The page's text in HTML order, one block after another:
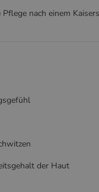
nach einem
der Haut